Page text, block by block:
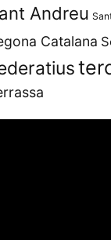
Andreu
Catalana